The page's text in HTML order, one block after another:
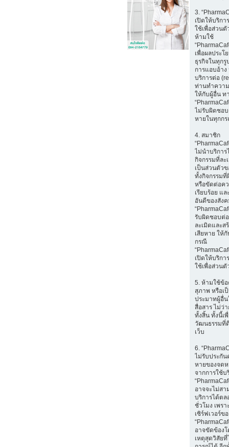
3.
เปิดให้บริกา
ใช้เพื่อส่วนตั
ห้ามใช้
เพื่อผลประโ
ธุรกิจในทุก
การแอบอ้าง
บริการต่อ
ท่านทำควา
ให้กับผู้อื่น ท
ไม่รับผิดชอ
หายในทุกก
4. สมาชิก
ไม่นำบริการ
กิจกรรมที่ละ
เป็นส่วนตัว
ทั้งกิจกรรม
หรือขัดต่อค
เรียบร้อย แ
อันดีของสัง
รับผิดชอบต่
ละเมิดและส
เสียหาย ให้
กรณี
เปิดให้บริกา
ใช้เพื่อส่วนตั
5. ห้ามใช้ข้
สุภาพ หรือเ
ประมาทผู้อื่น
สื่อสาร ไม่ว่
ทั้งสิ้น ทั้งนี้เ
วัฒนธรรมที่
เว็บ
6.
ไม่รับประกัน
หายของจด
จากการใช้บ
อาจจะไม่สา
บริการได้ตล
ชั่วโมง เพรา
เซิร์ฟเวอร์ข
อาจขัดข้องโ
เหตุสุดวิสัย